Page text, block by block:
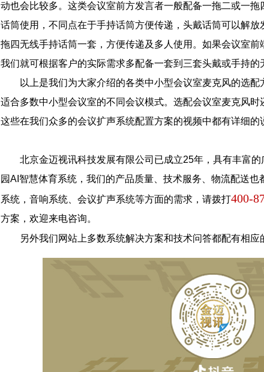
动也会比较多。这类会议室前方发言者一般配备一拖二或一
话筒使用，不同点在于手持话筒方便传递，头戴话筒可以解
拖四无线手持话筒一套，方便传递及多人使用。如果会议室
我们就可根据客户的实际需求多配备一套到三套头戴或手持的
以上是我们为大家介绍的各类中小型会议室麦克风的选
适合多数中小型会议室的不同会议模式。选配会议室麦克风
这些在我们众多的会议扩声系统配置方案的视频中都有详细的
北京金迈视讯科技发展有限公司已成立25年，具有丰富
园AI智慧体育系统，我们的产品质量、技术服务、物流配送
系统，音响系统、会议扩声系统等方面的需求，请拨打400-
方案，欢迎来电咨询。
另外我们网站上多数系统解决方案和技术问答都配有相